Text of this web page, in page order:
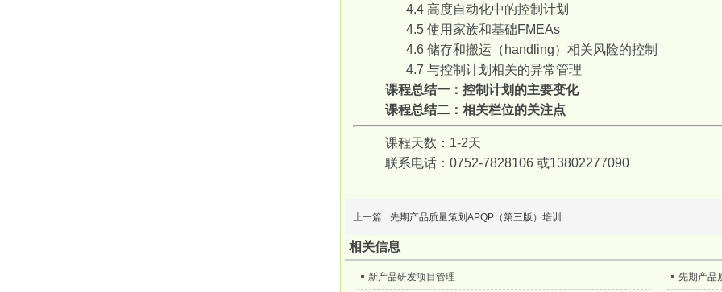
4.4 高度自动化中的控制计划
4.5 使用家族和基础FMEAs
4.6 储存和搬运（ handling）相关风险的控制
4.7 与控制计划相关的异常管理
课程总结一：控制计划的主要变化
课程总结二：相关栏位的关注点
课程天数：1-2天
联系电话：0752-7828106 或13802277090
上一篇 先期产品质量策划APQP（第三版）培训
相关信息
新产品研发项目管理 先期产品